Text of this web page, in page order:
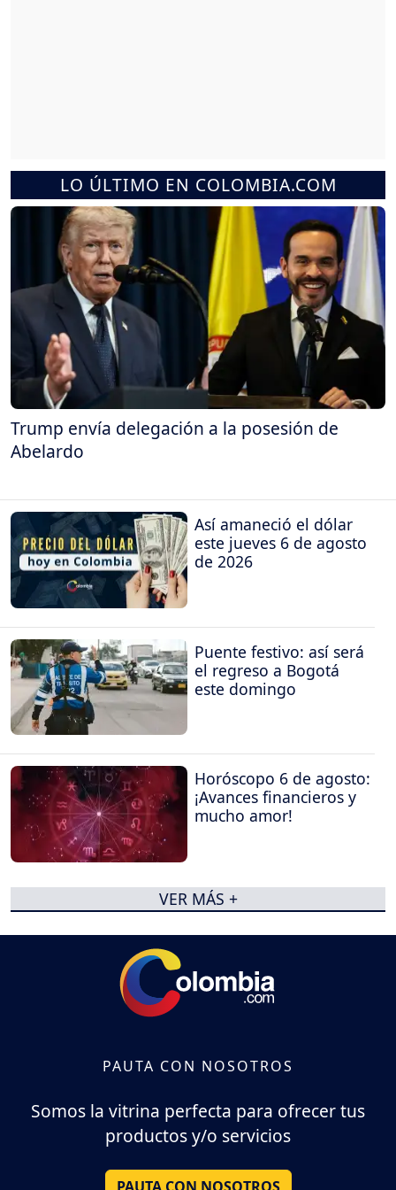
LO ÚLTIMO EN COLOMBIA.COM
Trump envía delegación a la posesión de
Abelardo
Así amaneció el dólar
este jueves 6 de agosto
de 2026
Puente festivo: así será
el regreso a Bogotá
este domingo
Horóscopo 6 de agosto:
¡Avances financieros y
mucho amor!
VER MÁS +
PAUTA CON NOSOTROS
Somos la vitrina perfecta para ofrecer tus
productos y/o servicios